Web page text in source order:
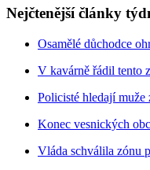
Nejčtenější články
Osamělé důchodce
V kavárně řádil tento
Policisté hledají muže
Konec vesnických
Vláda schválila zónu